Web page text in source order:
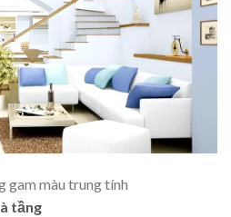
gam màu trung tính
tầng